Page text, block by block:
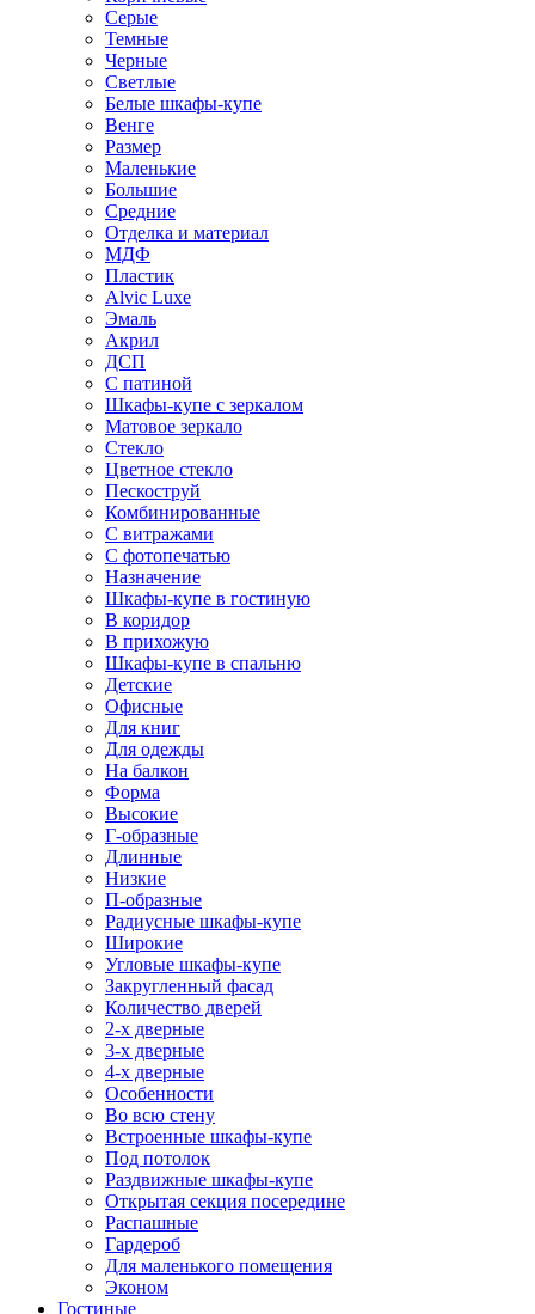
Серые
Темные
Черные
Светлые
Белые шкафы-купе
Венге
Размер
Маленькие
Большие
Средние
Отделка и материал
МДФ
Пластик
Alvic Luxe
Эмаль
Акрил
ДСП
С патиной
Шкафы-купе с зеркалом
Матовое зеркало
Стекло
Цветное стекло
Пескоструй
Комбинированные
С витражами
С фотопечатью
Назначение
Шкафы-купе в гостиную
В коридор
В прихожую
Шкафы-купе в спальню
Детские
Офисные
Для книг
Для одежды
На балкон
Форма
Высокие
Г-образные
Длинные
Низкие
П-образные
Радиусные шкафы-купе
Широкие
Угловые шкафы-купе
Закругленный фасад
Количество дверей
2-х дверные
3-х дверные
4-х дверные
Особенности
Во всю стену
Встроенные шкафы-купе
Под потолок
Раздвижные шкафы-купе
Открытая секция посередине
Распашные
Гардероб
Для маленького помещения
Эконом
Гостиные